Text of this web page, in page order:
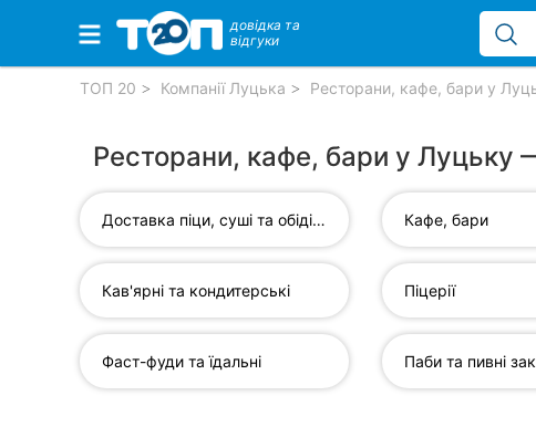
Обрані компанії
Ветеринарні клініки
Стоматології
Приватні клініки
Автошколи
довідка та
відгуки
ТОП 20 Компанії Луцька Ресторани, кафе, бари у
Ресторани, кафе, бари у Луцьку
Доставка піци, суші та обідів... Кафе, бари
Кав'ярні та кондитерські Піцерії
Фаст-фуди та їдальні Паби та пивні